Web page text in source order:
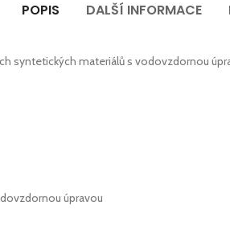
POPIS DALŠÍ INFORMACE
syntetických materiálů s vodovzdornou
úpravou